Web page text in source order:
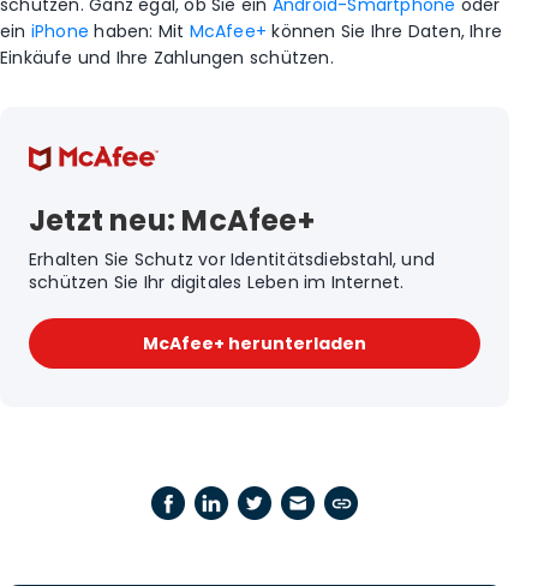
ein iPhone haben: Mit McAfee+ können Sie Ihre Daten, Ihre
Einkäufe und Ihre Zahlungen schützen.
Jetzt neu: McAfee+
Erhalten Sie Schutz vor Identitätsdiebstahl, und
schützen Sie Ihr digitales Leben im Internet.
McAfee+ herunterladen